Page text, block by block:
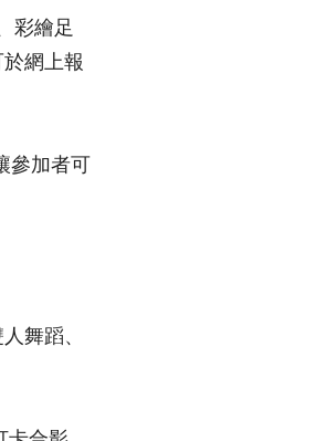
彩繪足
網上報
參加者可
舞蹈、